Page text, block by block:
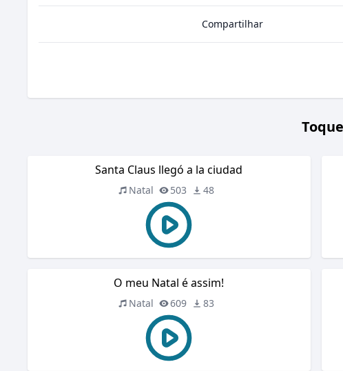
Compartilhar
Santa Claus llegó a la ciudad
Natal 503 48
O meu Natal é assim!
Natal 609 83